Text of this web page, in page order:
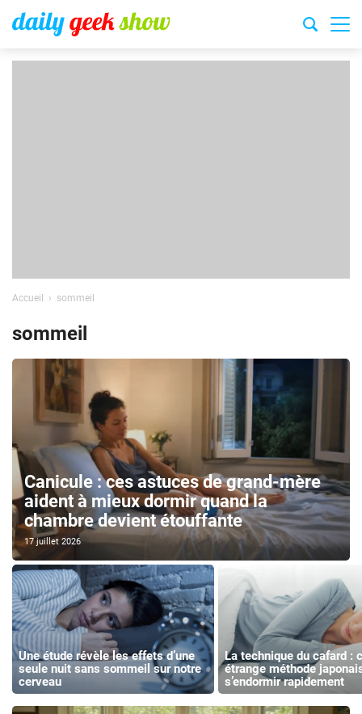
Accueil sommeil
sommeil
Canicule : ces astuces de grand-mère
aident à mieux dormir quand la
chambre devient étouffante
17 juillet 2026
Une étude révèle les effets d’une
seule nuit sans sommeil sur notre
cerveau
La technique du cafard :
étrange méthode
s’endormir rapidement